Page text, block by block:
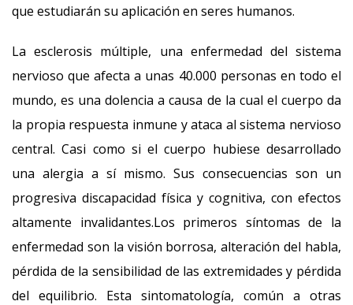
que estudiarán su aplicación en seres humanos.
La esclerosis múltiple, una enfermedad del sistema
nervioso que afecta a unas 40.000 personas en todo el
mundo, es una dolencia a causa de la cual el cuerpo da
la propia respuesta inmune y ataca al sistema nervioso
central. Casi como si el cuerpo hubiese desarrollado
una alergia a sí mismo. Sus consecuencias son un
progresiva discapacidad física y cognitiva, con efectos
altamente invalidantes.Los primeros síntomas de la
enfermedad son la visión borrosa, alteración del habla,
pérdida de la sensibilidad de las extremidades y pérdida
del equilibrio. Esta sintomatología, común a otras